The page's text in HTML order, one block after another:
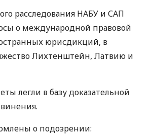
расследования НАБУ и САП
о международной правовой
юрисдикций, в
Лихтенштейн, Латвию и
легли в базу доказательной
о подозрении: